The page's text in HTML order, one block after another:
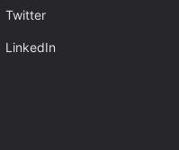
Twitter
LinkedIn